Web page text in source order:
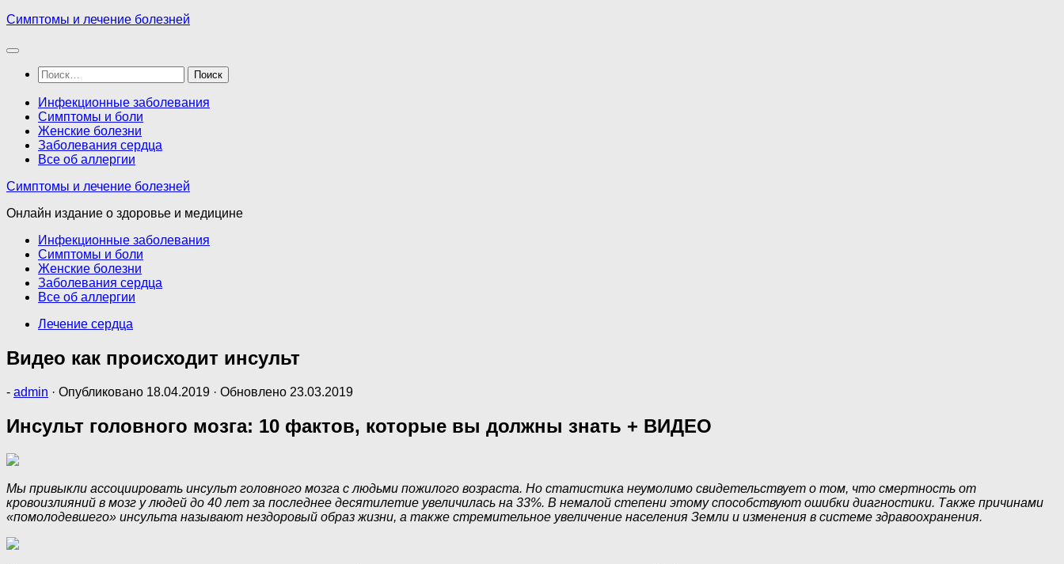
Перейти
содержимому
Симптомы и лечение болезней
Найти:
Инфекционные заболевания
Симптомы и боли
Женские болезни
Заболевания сердца
Все об аллергии
Симптомы и лечение болезней
Онлайн издание о здоровье и медицине
Инфекционные заболевания
Симптомы и боли
Женские болезни
Заболевания сердца
Все об аллергии
Лечение сердца
Видео как происходит инсульт
- admin · Опубликовано 18.04.2019 · Обновлено 23.03.2019
Инсульт головного мозга: 10 фактов, которые вы должны знать + ВИДЕО
Мы привыкли ассоциировать инсульт головного мозга с людьми пожилого возраста. Но статистика неумолимо свидетельствует о том, что смертность от
кровоизлияний в мозг у людей до 40 лет за последнее десятилетие увеличилась на 33%. В немалой степени этому способствуют ошибки диагностики. Также причинами
«помолодевшего» инсульта называют нездоровый образ жизни, а также стремительное увеличение населения Земли и изменения в системе здравоохранения.